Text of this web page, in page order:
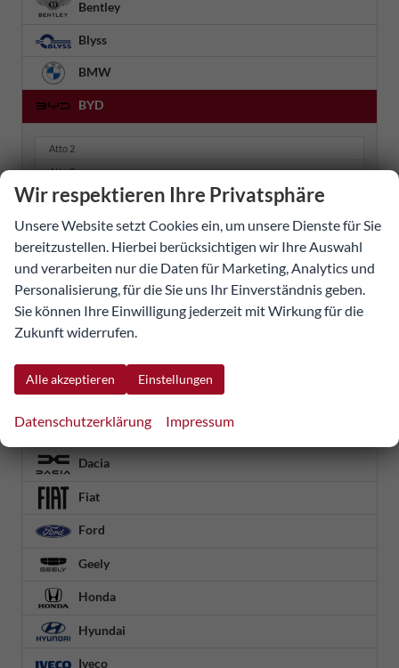
Bentley
Blyss
BMW
BYD
Atto 2
Atto 3
Atto 3 Evo
Dolphin Surf
Seal 6
Seal U
Seal U DM-i
Sealion 7
Citroën
Cupra
Dacia
Fiat
Ford
Geely
Honda
Hyundai
Iveco
Wir respektieren Ihre Privatsphäre
Unsere Website setzt Cookies ein, um unsere Dienste für Sie
bereitzustellen. Hierbei berücksichtigen wir Ihre Auswahl
und verarbeiten nur die Daten für Marketing, Analytics und
Personalisierung, für die Sie uns Ihr Einverständnis geben.
Sie können Ihre Einwilligung jederzeit mit Wirkung für die
Zukunft widerrufen.
Alle akzeptieren Einstellungen
Datenschutzerklärung Impressum